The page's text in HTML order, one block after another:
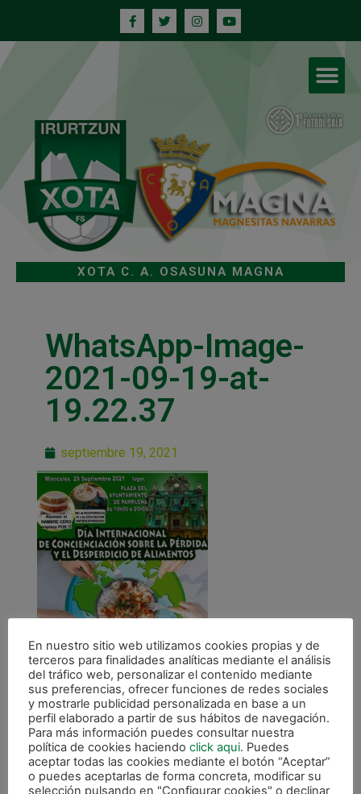
XOTA C. A. OSASUNA MAGNA
WhatsApp-Image-
2021-09-19-at-
19.22.37
septiembre 19, 2021
En nuestro sitio web utilizamos cookies propias y de
terceros para finalidades analíticas mediante el análisis
del tráfico web, personalizar el contenido mediante
sus preferencias, ofrecer funciones de redes sociales
y mostrarle publicidad personalizada en base a un
perfil elaborado a partir de sus hábitos de navegación.
Para más información puedes consultar nuestra
política de cookies haciendo click aqui. Puedes
aceptar todas las cookies mediante el botón “Aceptar”
o puedes aceptarlas de forma concreta, modificar su
selección pulsando en "Configurar cookies" o declinar